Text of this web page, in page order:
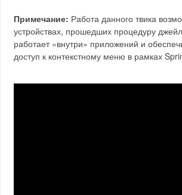
Примечание: Работа данного твика
устройствах, прошедших процедуру
работает «внутри» приложений и
доступ к контекстному меню в рамках